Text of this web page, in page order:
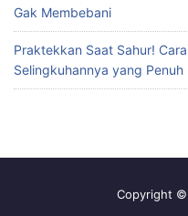
Gak Membebani
Praktekkan Saat Sahur!
Selingkuhannya yang Penuh
Copyright ©